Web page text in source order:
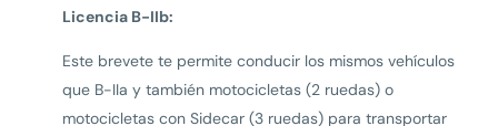
Licencia B-IIb:
Este brevete te permite conducir los mismos vehículos
que B-IIa y también motocicletas (2 ruedas) o
motocicletas con Sidecar (3 ruedas) para transportar